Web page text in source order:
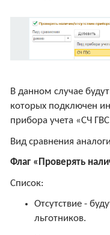
В данном случае
которых подключен
прибора учета «СЧ
Вид сравнения
Флаг «Проверять
Список:
Отсутствие -
льготников.